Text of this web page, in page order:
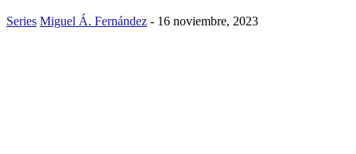
Series Miguel Á. Fernández - 16 noviembre, 2023